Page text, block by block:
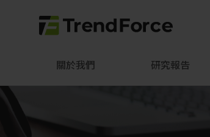
關於我們 研究報告